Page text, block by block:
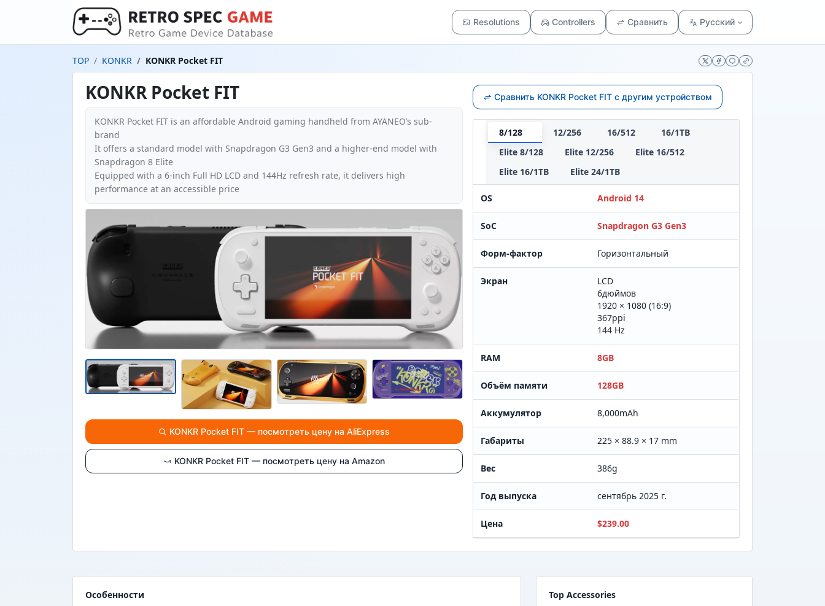
Resolutions Controllers Сравнить Русский
TOP KONKR KONKR Pocket FIT
KONKR Pocket FIT
KONKR Pocket FIT is an affordable Android gaming handheld from AYANEO’s sub-
brand
It offers a standard model with Snapdragon G3 Gen3 and a higher-end model with
Snapdragon 8 Elite
Equipped with a 6-inch Full HD LCD and 144Hz refresh rate, it delivers high
performance at an accessible price
KONKR Pocket FIT — посмотреть цену на AliExpress
KONKR Pocket FIT — посмотреть цену на Amazon
Сравнить KONKR Pocket FIT с другим устройством
8/128 12/256 16/512
16/1TB
Elite 8/128
Elite 12/256
Elite 16/512
Elite 16/1TB
Elite 24/1TB
OS Android 14
SoC Snapdragon G3 Gen3
Форм-фактор Горизонтальный
Экран
LCD
6дюймов
1920 × 1080 (16:9)
367ppi
144 Hz
RAM 8GB
Объём памяти 128GB
Аккумулятор 8,000mAh
Габариты 225 × 88.9 × 17 mm
Вес 386g
Год выпуска сентябрь 2025 г.
Цена $239.00
Особенности Top Accessories